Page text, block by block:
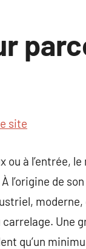
site
ou à l’entrée,
l’origine de
qu’un